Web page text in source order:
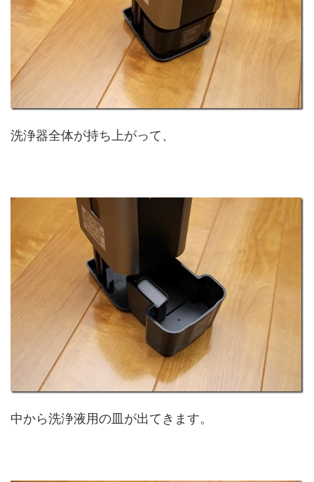
洗浄器全体が持ち上がって、
中から洗浄液用の皿が出てきます。